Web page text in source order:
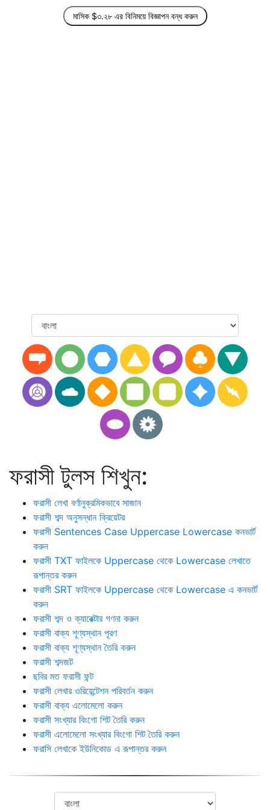
মাসিক $৩.২৮ এর বিনিময়ে বিজ্ঞাপন বন্ধ করুন
ফরাসী টুলস শিখুন:
ফরাসী লেখা বর্ণানুক্রমিকভাবে সাজান
ফরাসী শব্দ অনুসন্ধান ক্রিয়েটর
ফরাসী Sentences Case Uppercase Lowercase কনভার্ট
করুন
ফরাসী TXT ফাইলকে Uppercase থেকে Lowercase লেখাতে
রূপান্তর করুন
ফরাসী SRT ফাইলকে Uppercase থেকে Lowercase এ কনভার্ট
করুন
ফরাসী শব্দ ও ক্যারেক্টার গণনা করুন
ফরাসী বাক্য শূণ্যস্থান পূরণ
ফরাসী বাক্য শূণ্যস্থান তৈরি করুন
ফরাসী শব্দজট
ছবির মত ফরাসী ফন্ট
ফরাসী লেখার ওরিয়েন্টেশন পরিবর্তন করুন
ফরাসী বাক্য এলোমেলো করুন
ফরাসী সংখ্যার বিংগো শিট তৈরি করুন
ফরাসী এলোমেলো সংখ্যার বিংগো শিট তৈরি করুন
ফরাসি লেখাকে ইউনিকোড এ রূপান্তর করুন